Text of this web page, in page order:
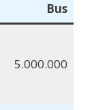
Bus
5.000.000